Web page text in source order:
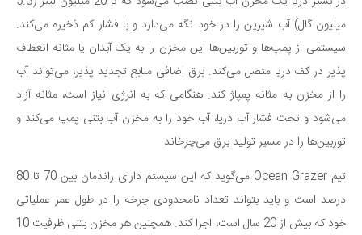
مسابقه
اخبار
میلیون گال) آب شیرین را در خود نگه می‌دارد و با فشار کم ذخیره می‌کند.
سیستمی از پمپ‌ها و توربین‌ها این مخزن را به یک آبدان یا مثانه انعطاف
پذیر در کف دریا متصل می‌کند. برق اضافی منابع تجدید پذیر، می‌تواند آب
را از مخزن به مثانه پمپاژ کند. هنگامی که به انرژی نیاز است، مثانه آزاد
می‌شود و تحت فشار آب دریا، آب خود را به مخزن آب بتنی پمپ می‌کند و
توربین‌ها را در مسیر تولید برق می‌چرخاند.
تیم Ocean Grazer می‌گوید که این سیستم دارای راندمان بین 70 تا 80
درصد است و باید بتواند تعداد نامحدودی چرخه را در طول عمر عملیاتی
خود که بیش از 20 سال است، اجرا کند. همچنین هر مخزن بتنی ظرفیت 10